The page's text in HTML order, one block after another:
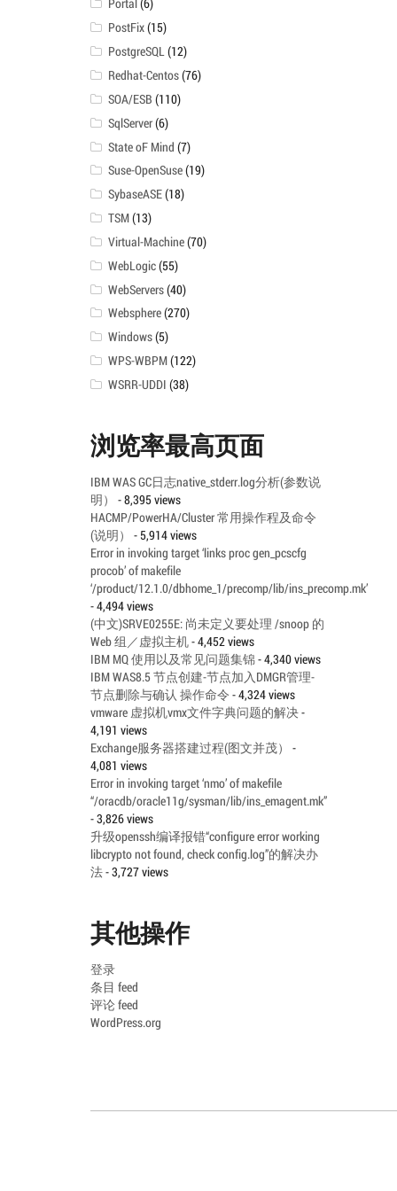
Portal (6)
PostFix(15)
PostgreSQL(12)
Redhat-Centos(76)
SOA/ESB (110)
SqlServer(6)
State oF Mind (7)
Suse-OpenSuse(19)
SybaseASE(18)
TSM(13)
Virtual-Machine(70)
WebLogic(55)
WebServers(40)
Websphere(270)
Windows(5)
WPS-WBPM(122)
WSRR-UDDI (38)
浏览率最高页面
IBM WAS GC日志native_stderr.log分析(参数说
明）
- 8,395 views
HACMP/PowerHA/Cluster 常用操作程及命令
(说明）
- 5,914 views
Error in invoking target ‘links proc gen_pcscfg
procob’ of makefile
‘/product/12.1.0/dbhome_1/precomp/lib/ins_precomp.mk’
- 4,494 views
(中文)SRVE0255E: 尚未定义要处理 /snoop 的
Web 组／虚拟主机- 4,452 views
IBM MQ 使用以及常见问题集锦- 4,340 views
IBM WAS8.5 节点创建-节点加入DMGR管理-
节点删除与确认 操作命令 - 4,324 views
vmware 虚拟机vmx文件字典问题的解决-
4,191 views
Exchange服务器搭建过程(图文并茂）
-
4,081 views
Error in invoking target ‘nmo’ of makefile
“/oracdb/oracle11g/sysman/lib/ins_emagent.mk”
- 3,826 views
升级openssh编译报错“configure error working
libcrypto not found, check config.log”的解决办
法- 3,727 views
其他操作
登录
条目 feed
评论 feed
WordPress.org